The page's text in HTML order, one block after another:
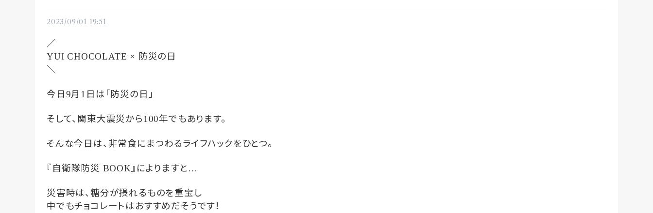
2023/09/01 19:51
／
YUI CHOCOLATE × 防災の日
＼
今日9月 1 日は「防災の日」
そして、関東大震災から100年でもあります。
そんな今日は、非常食にまつわるライフハックをひとつ。
『自衛隊防災 BOOK』によりますと…
災害時は、糖分が摂れるものを重宝し
中でもチョコレートはおすすめだそうです！